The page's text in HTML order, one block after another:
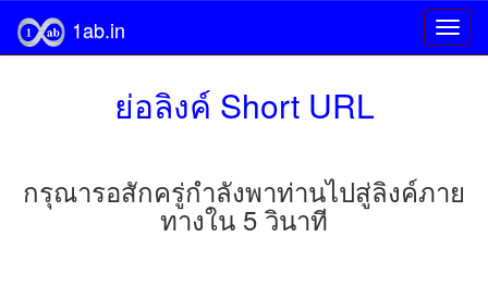
1ab.in
ย่อลิงค์ Short URL
กรุณารอสักครู่กำลังพาท่านไปสู่ลิงค์ภาย
ทางใน 5 วินาที